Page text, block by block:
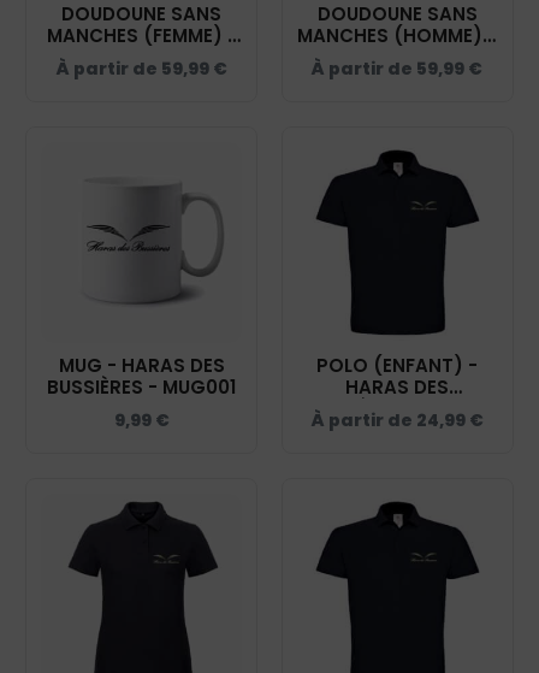
DOUDOUNE SANS
MANCHES (FEMME) -
HARAS DES
BUSSIÈRES - NAVY -
À partir de 59,99 €
DOUDOUNE SANS
MANCHES (HOMME) -
HARAS DES
BUSSIÈRES - NAVY -
À partir de 59,99 €
MUG - HARAS DES
BUSSIÈRES - MUG001
9,99 €
POLO (ENFANT) -
HARAS DES
BUSSIÈRES - NAVY -
BCK424
À partir de 24,99 €